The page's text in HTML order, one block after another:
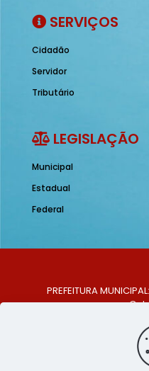
SERVIÇOS
Cidadão
Servidor
Tributário
LEGISLAÇÃO
Municipal
Estadual
Federal
PREFEITURA
Centro, São Bento do
E-MAIL: